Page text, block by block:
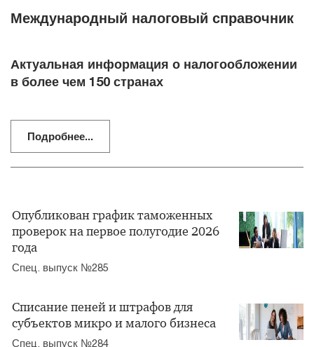
Международный налоговый справочник
Актуальная информация о налогообложении
в более чем 150 странах
Подробнее...
Опубликован график таможенных
проверок на первое полугодие 2026
года
Спец. выпуск №285
Списание пеней и штрафов для
субъектов микро и малого бизнеса
Спец. выпуск №284